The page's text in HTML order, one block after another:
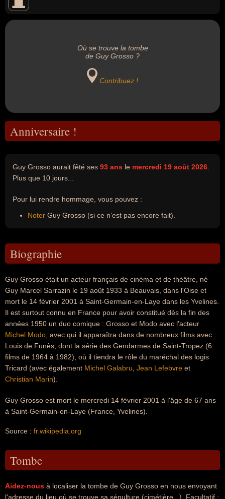
Où se trouve la tombe
de Guy Grosso ?
Contribuez !
Anniversaire !
Guy Grosso aurait fêté ses 93 ans le mercredi 19 août 2026
Plus que 10 jours...
Pour lui rendre hommage, vous pouvez :
Noter Guy Grosso (si ce n'est pas encore fait).
Biographie
Guy Grosso était un acteur français de cinéma et de théâtre, né
Guy Marcel Sarrazin le 19 août 1933 à Beauvais, dans l'Oise et
mort le 14 février 2001 à Saint-Germain-en-Laye dans les Yvelines.
Il est surtout connu en France pour avoir constitué dès la fin des
années 1950 un duo comique : Grosso et Modo avec l'acteur
Michel Modo , avec qui il apparaîtra dans de nombreux films avec
Louis de Funès, dont la série des Gendarmes de Saint-Tropez (6
films de 1964 à 1982), où il tiendra le rôle du maréchal des logis
Tricard (avec également Michel Galabru Jean Lefebvre et
Christian Marin).
Guy Grosso est mort le mercredi 14 février 2001 à l'âge de 67 ans
à Saint-Germain-en-Laye (France, Yvelines).
Source : fr.wikipedia.org
Tombe
Aidez-nous à localiser la tombe de Guy Grosso en nous envoyant
l'adresse du lieu où se trouve sa sépulture (cimétière...). Facultatif :